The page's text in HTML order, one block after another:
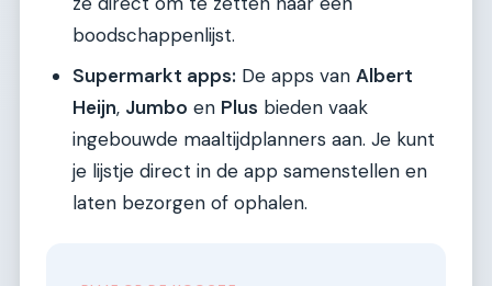
boodschappenlijst.
Supermarkt apps: De apps van Albert
Heijn, Jumbo en Plus bieden vaak
ingebouwde maaltijdplanners aan. Je kunt
je lijstje direct in de app samenstellen en
laten bezorgen of ophalen.